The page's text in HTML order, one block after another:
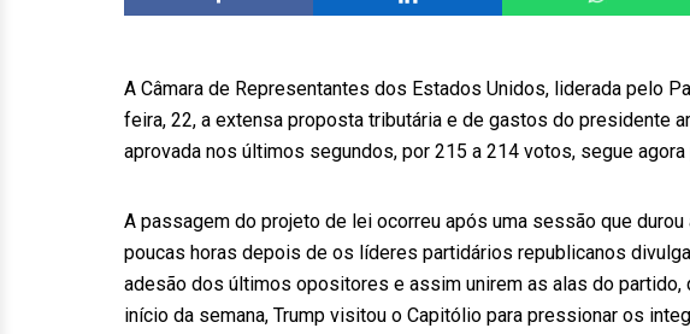
A Câmara de Representantes dos Estados Unidos, liderada pelo
feira, 22, a extensa proposta tributária e de gastos do presidente
aprovada nos últimos segundos, por 215 a 214 votos, segue agora
A passagem do projeto de lei ocorreu após uma sessão que
poucas horas depois de os líderes partidários republicanos
adesão dos últimos opositores e assim unirem as alas do partido,
início da semana, Trump visitou o Capitólio para pressionar os